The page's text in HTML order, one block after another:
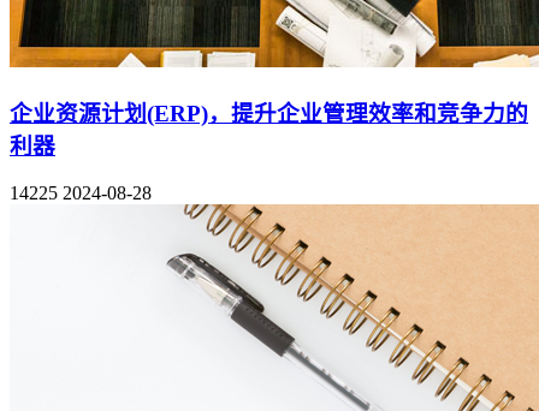
企业资源计划(ERP)，提升企业管理效率和竞争力的
利器
14225 2024-08-28